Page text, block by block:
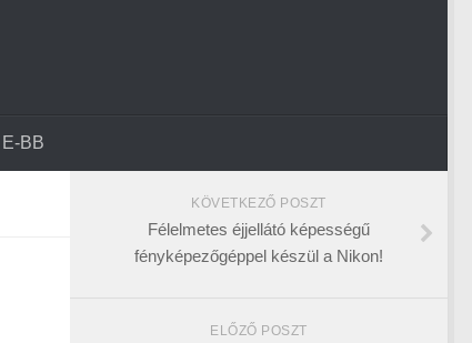
E-BB
KÖVETKEZŐ POSZT
Félelmetes éjjellátó képességű
fényképezőgéppel készül a Nikon!
ELŐZŐ POSZT